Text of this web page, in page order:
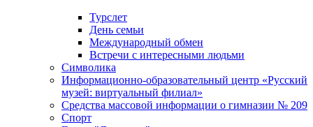
Турслет
День семьи
Международный обмен
Встречи с интересными людьми
Символика
Информационно-образовательный центр «Русский
музей: виртуальный филиал»
Средства массовой информации о гимназии № 209
Спорт